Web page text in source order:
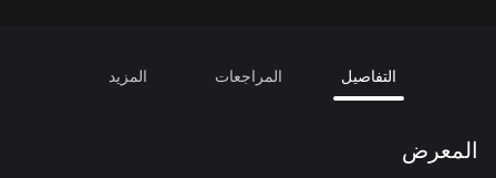
التفاصيل المراجعات المزيد
المعرض